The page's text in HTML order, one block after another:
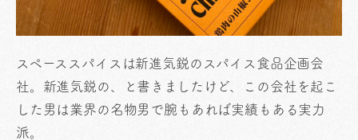
スペーススパイスは新進気鋭のスパイス食品企画会
社。新進気鋭の、と書きましたけど、この会社を起こ
した男は業界の名物男で腕もあれば実績もある実力
派。